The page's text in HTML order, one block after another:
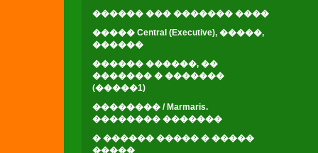
������ ��� ������� ����
����� Central (Executive), �����,
������
������ ������, ��
������� � �������
(�����1)
�������� / Marmaris.
�������� �������
� ������ ����� � �����
�����